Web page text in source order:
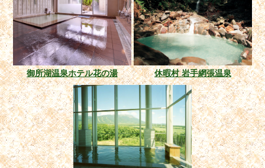
御所湖温泉ホテル花の湯 休暇村 岩手網張温泉